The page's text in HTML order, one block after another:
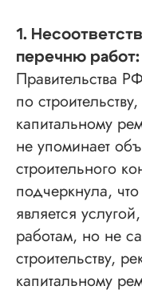
1.
перечню работ:
Правительства
по
капитальному
не упоминает
строительного
подчеркнула,
является
работам, но не
строительству,
капитальному